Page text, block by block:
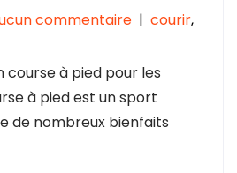
commentaire | courir,
course à pied pour les
à pied est un sport
de nombreux bienfaits